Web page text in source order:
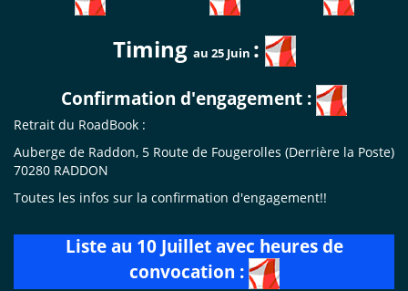
Timing au 25 Juin :
Confirmation d'engagement :
Retrait du RoadBook :
Auberge de Raddon, 5 Route de Fougerolles (Derrière la Poste)
70280 RADDON
Toutes les infos sur la confirmation d'engagement!!
Liste au 10 Juillet avec heures de
convocation :